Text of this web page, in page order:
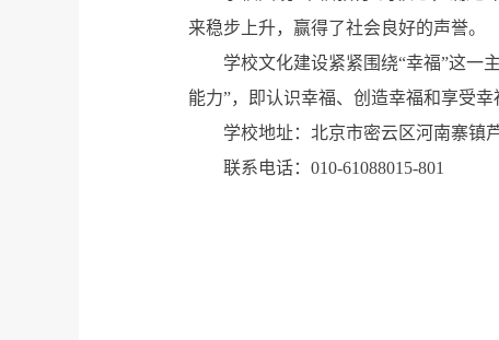
来稳步上升，赢得了社会良好的声誉。
学校文化建设紧紧围绕“幸福”这一
能力”，即认识幸福、创造幸福和享受
学校地址：北京市密云区河南寨镇
联系电话：010-61088015-801